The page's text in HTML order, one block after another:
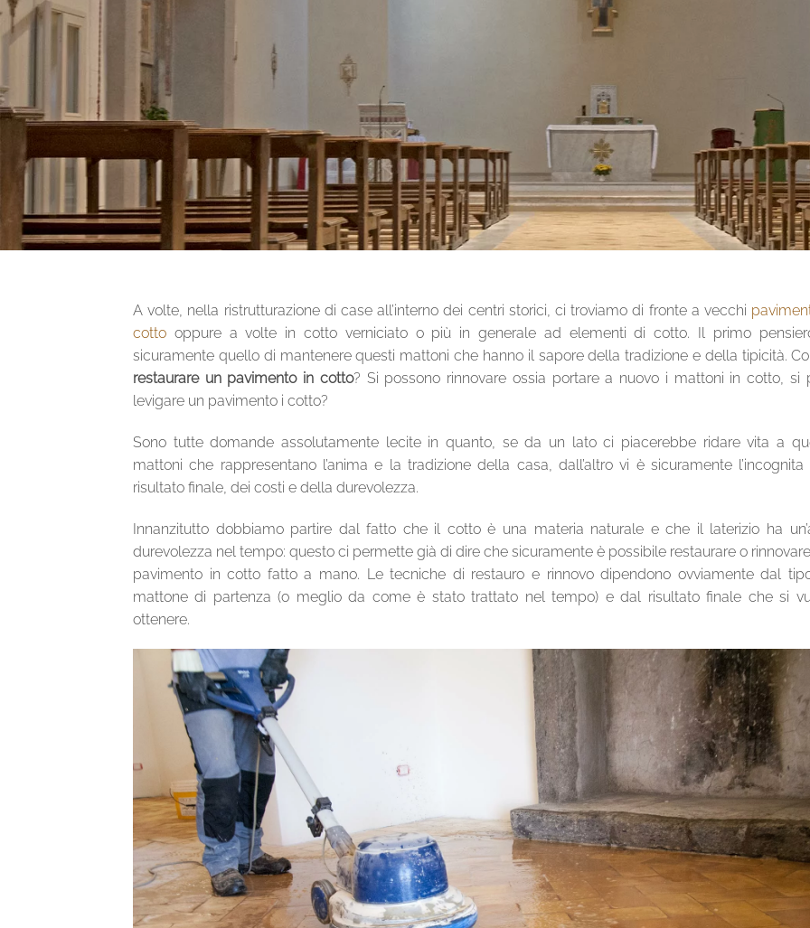
A volte, nella ristrutturazione di case all’interno dei centri storici, ci troviamo di fronte a vecchi
cotto oppure a volte in cotto verniciato o più in generale ad elementi di cotto. Il primo
sicuramente quello di mantenere questi mattoni che hanno il sapore della tradizione e della tipicità.
restaurare un pavimento in cotto? Si possono rinnovare ossia portare a nuovo i mattoni in cotto, si
levigare un pavimento i cotto?
Sono tutte domande assolutamente lecite in quanto, se da un lato ci piacerebbe ridare vita a
mattoni che rappresentano l’anima e la tradizione della casa, dall’altro vi è sicuramente l’incognita
risultato finale, dei costi e della durevolezza.
Innanzitutto dobbiamo partire dal fatto che il cotto è una materia naturale e che il laterizio ha
durevolezza nel tempo: questo ci permette già di dire che sicuramente è possibile restaurare o
pavimento in cotto fatto a mano. Le tecniche di restauro e rinnovo dipendono ovviamente dal
mattone di partenza (o meglio da come è stato trattato nel tempo) e dal risultato finale che si
ottenere.